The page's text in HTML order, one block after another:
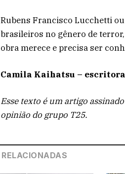
Rubens Francisco Lucchetti
brasileiros no gênero de
obra merece e precisa ser
Camila Kaihatsu –
Esse texto é um artigo
opinião do grupo T25.
RELACIONADAS